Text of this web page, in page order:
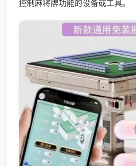
控制麻将牌功能的设备或工具。